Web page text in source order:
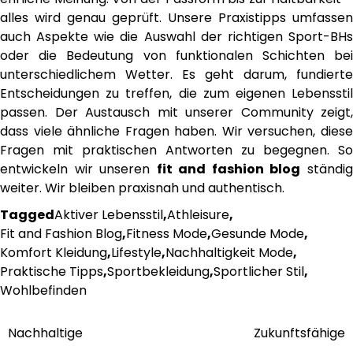
alles wird genau geprüft. Unsere Praxistipps umfassen
auch Aspekte wie die Auswahl der richtigen Sport-BHs
oder die Bedeutung von funktionalen Schichten bei
unterschiedlichem Wetter. Es geht darum, fundierte
Entscheidungen zu treffen, die zum eigenen Lebensstil
passen. Der Austausch mit unserer Community zeigt,
dass viele ähnliche Fragen haben. Wir versuchen, diese
Fragen mit praktischen Antworten zu begegnen. So
entwickeln wir unseren fit and fashion blog ständig
weiter. Wir bleiben praxisnah und authentisch.
TaggedAktiver Lebensstil,Athleisure,
Fit and Fashion Blog,Fitness Mode,Gesunde Mode,
Komfort Kleidung,Lifestyle,Nachhaltigkeit Mode,
Praktische Tipps,Sportbekleidung,Sportlicher Stil,
Wohlbefinden
Post
Nachhaltige
Zukunftsfähige